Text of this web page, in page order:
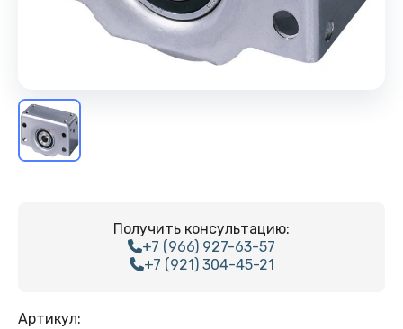
Получить консультацию:
+7 (966) 927-63-57
+7 (921) 304-45-21
Артикул: